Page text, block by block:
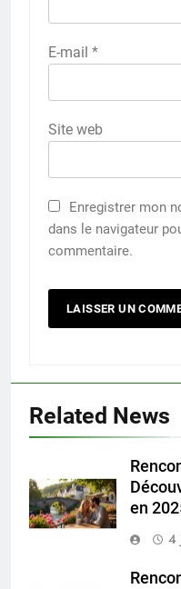
E-mail *
Site web
Enregistrer mon
dans le navigateur
commentaire.
Related News
en
4